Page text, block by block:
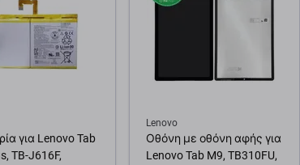
για Lenovo Tab
TB-J616F,
Lenovo
Οθόνη με οθόνη αφής για
Lenovo Tab M9, TB310FU,